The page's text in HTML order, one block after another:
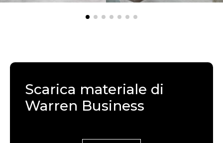
Scarica materiale di
Warren Business